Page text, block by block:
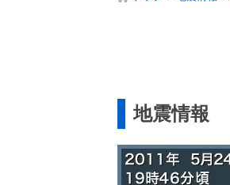
地震情報